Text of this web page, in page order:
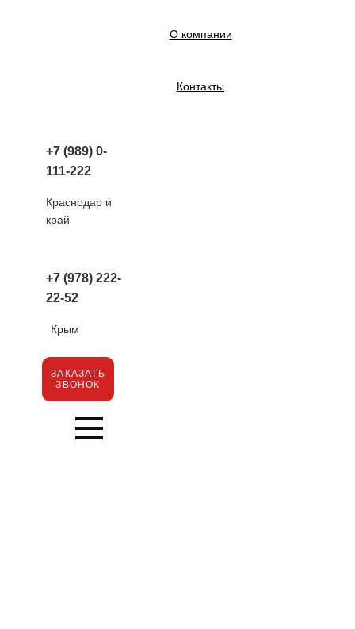
О компании
Контакты
+7 (989) 0-
111-222
Краснодар и
край
+7 (978) 222-
22-52
Крым
ЗАКАЗАТЬ
ЗВОНОК